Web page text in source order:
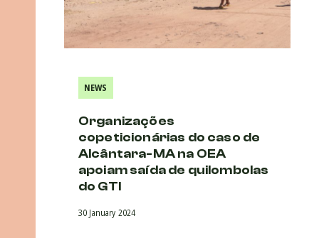
NEWS
Organizações
copeticionárias do caso de
Alcântara-MA na OEA
apoiam saída de quilombolas
do GTI
30 January 2024